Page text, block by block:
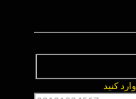
کنید